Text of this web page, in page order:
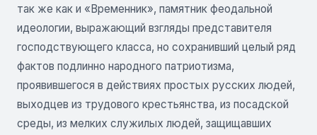
так же как и «Временник», памятник феодальной
идеологии, выражающий взгляды представителя
господствующего класса, но сохранивший целый ряд
фактов подлинно народного патриотизма,
проявившегося в действиях простых русских людей,
выходцев из трудового крестьянства, из посадской
среды, из мелких служилых людей, защищавших